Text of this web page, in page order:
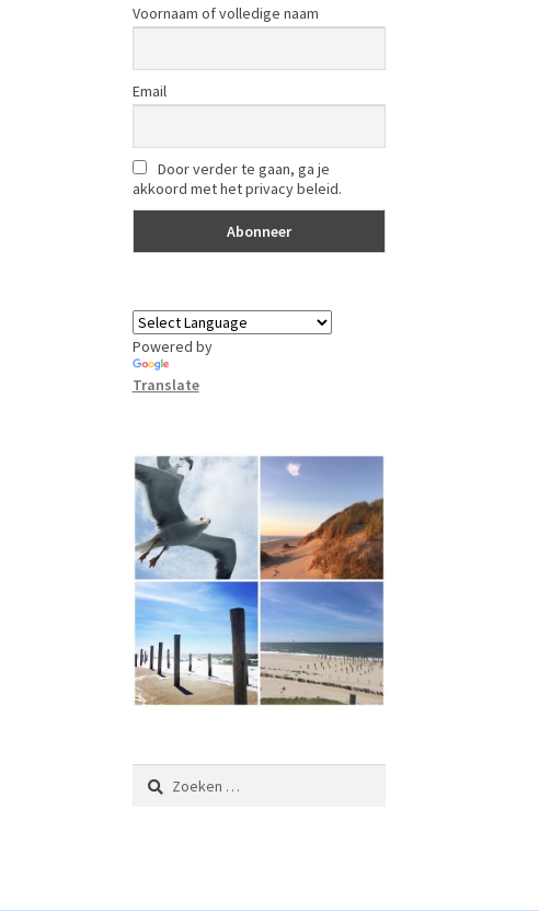
Voornaam of volledige naam
Email
Door verder te gaan, ga je
akkoord met het privacy beleid.
Powered by
Translate
Zoeken
naar: